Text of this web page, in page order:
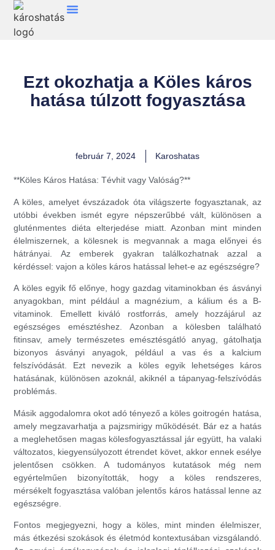
Ezt okozhatja a Köles káros
hatása túlzott fogyasztása
február 7, 2024 Karoshatas
**Köles Káros Hatása: Tévhit vagy Valóság?**
A köles, amelyet évszázadok óta világszerte fogyasztanak, az
utóbbi években ismét egyre népszerűbbé vált, különösen a
gluténmentes diéta elterjedése miatt. Azonban mint minden
élelmiszernek, a kölesnek is megvannak a maga előnyei és
hátrányai. Az emberek gyakran találkozhatnak azzal a
kérdéssel: vajon a köles káros hatással lehet-e az egészségre?
A köles egyik fő előnye, hogy gazdag vitaminokban és ásványi
anyagokban, mint például a magnézium, a kálium és a B-
vitaminok. Emellett kiváló rostforrás, amely hozzájárul az
egészséges emésztéshez. Azonban a kölesben található
fitinsav, amely természetes emésztésgátló anyag, gátolhatja
bizonyos ásványi anyagok, például a vas és a kalcium
felszívódását. Ezt nevezik a köles egyik lehetséges káros
hatásának, különösen azoknál, akiknél a tápanyag-felszívódás
problémás.
Másik aggodalomra okot adó tényező a köles goitrogén hatása,
amely megzavarhatja a pajzsmirigy működését. Bár ez a hatás
a meglehetősen magas kölesfogyasztással jár együtt, ha valaki
változatos, kiegyensúlyozott étrendet követ, akkor ennek esélye
jelentősen csökken. A tudományos kutatások még nem
egyértelműen bizonyították, hogy a köles rendszeres,
mérsékelt fogyasztása valóban jelentős káros hatással lenne az
egészségre.
Fontos megjegyezni, hogy a köles, mint minden élelmiszer,
más étkezési szokások és életmód kontextusában vizsgálandó.